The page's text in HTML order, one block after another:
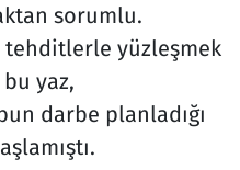
sorumlu.
tehditlerle yüzleşmek
yaz,
darbe planladığı